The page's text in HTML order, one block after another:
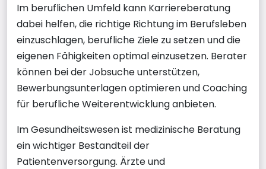
Im beruflichen Umfeld kann Karriereberatung
dabei helfen, die richtige Richtung im Berufsleben
einzuschlagen, berufliche Ziele zu setzen und die
eigenen Fähigkeiten optimal einzusetzen. Berater
können bei der Jobsuche unterstützen,
Bewerbungsunterlagen optimieren und Coaching
für berufliche Weiterentwicklung anbieten.
Im Gesundheitswesen ist medizinische Beratung
ein wichtiger Bestandteil der
Patientenversorgung. Ärzte und